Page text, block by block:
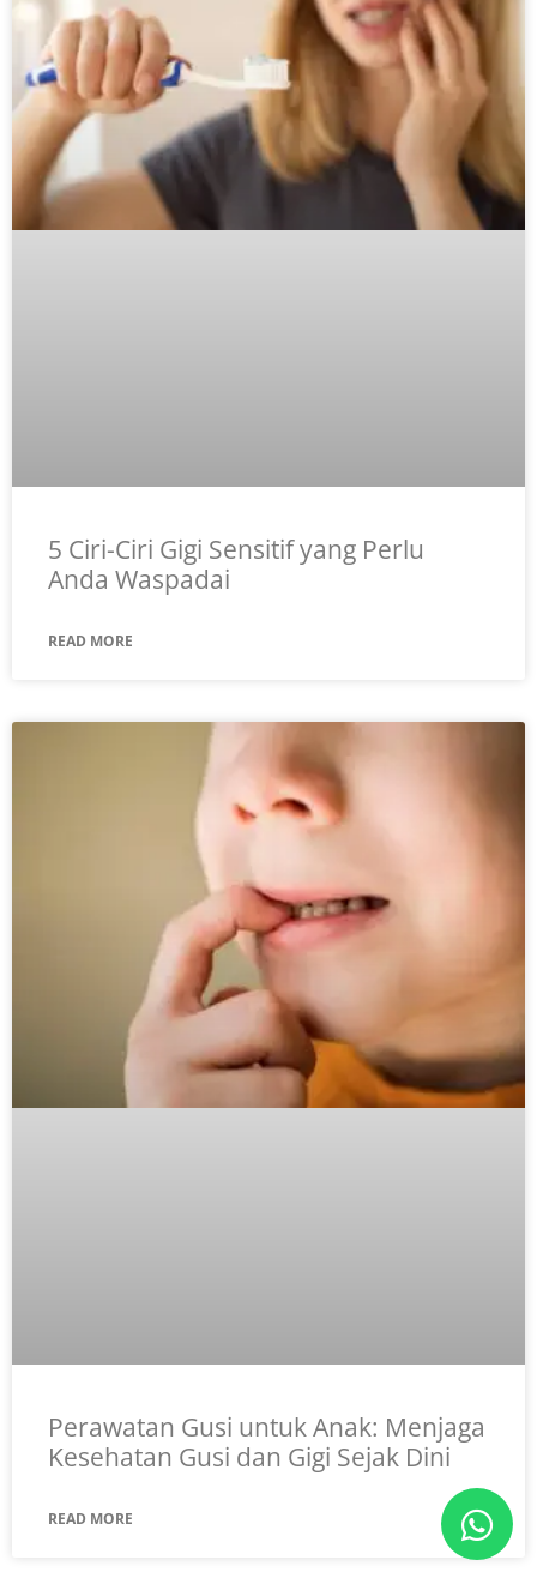
5 Ciri-Ciri Gigi Sensitif yang Perlu
Anda Waspadai
READ MORE
Perawatan Gusi untuk Anak: Menjaga
Kesehatan Gusi dan Gigi Sejak Dini
READ MORE